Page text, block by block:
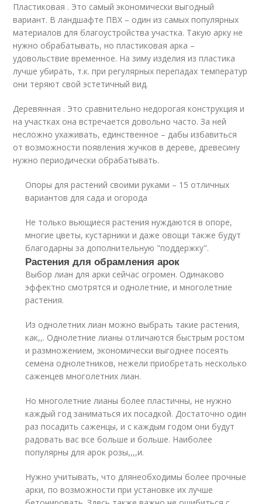
Пластиковая . Это самый экономически выгодный
вариант. В ландшафте ПВХ – один из самых популярных
материалов для благоустройства участка. Такую арку не
нужно обрабатывать, но пластиковая арка –
удовольствие временное. На зиму изделия из пластика
лучше убирать, т.к. при регулярных перепадах температур
они теряют свой эстетичный вид.
Деревянная . Это сравнительно недорогая конструкция и
на участках она встречается довольно часто. За ней
несложно ухаживать, единственное – дабы избавиться
от возможности появления жучков в дереве, древесину
нужно периодически обрабатывать.
Опоры для растений своими руками – 15 отличных
вариантов для сада и огорода
Не только вьющиеся растения нуждаются в опоре,
многие цветы, кустарники и даже овощи также будут
благодарны за дополнительную "поддержку".
Растения для обрамления арок
Выбор лиан для арки сейчас огромен. Одинаково
эффектно смотрятся и однолетние, и многолетние
растения.
Из однолетних лиан можно выбрать такие растения,
как,,. Однолетние лианы отличаются быстрым ростом
и размножением, экономически выгоднее посеять
семена однолетников, нежели приобретать несколько
саженцев многолетних лиан.
Но многолетние лианы более пластичны, не нужно
каждый год заниматься их посадкой. Достаточно один
раз посадить саженцы, и с каждым годом они будут
радовать вас все больше и больше. Наиболее
популярны для арок розы,,,,и.
Нужно учитывать, что длянеобходимы более прочные
арки, по возможности при установке их лучше